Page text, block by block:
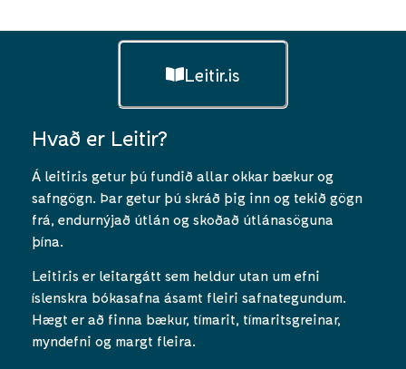
Leitir.is
Hvað er Leitir?
Á leitir.is getur þú fundið allar okkar bækur og
safngögn. Þar getur þú skráð þig inn og tekið gögn
frá, endurnýjað útlán og skoðað útlánasöguna
þína.
Leitir.is er leitargátt sem heldur utan um efni
íslenskra bókasafna ásamt fleiri safnategundum.
Hægt er að finna bækur, tímarit, tímaritsgreinar,
myndefni og margt fleira.